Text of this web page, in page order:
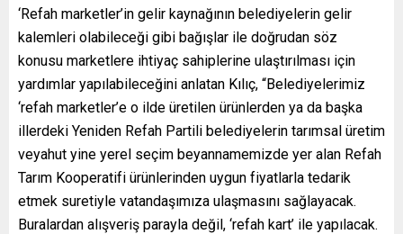
‘Refah marketler’in gelir kaynağının belediyelerin gelir
kalemleri olabileceği gibi bağışlar ile doğrudan söz
konusu marketlere ihtiyaç sahiplerine ulaştırılması için
yardımlar yapılabileceğini anlatan Kılıç, “Belediyelerimiz
‘refah marketler’e o ilde üretilen ürünlerden ya da başka
illerdeki Yeniden Refah Partili belediyelerin tarımsal üretim
veyahut yine yerel seçim beyannamemizde yer alan Refah
Tarım Kooperatifi ürünlerinden uygun fiyatlarla tedarik
etmek suretiyle vatandaşımıza ulaşmasını sağlayacak.
Buralardan alışveriş parayla değil, ‘refah kart’ ile yapılacak.